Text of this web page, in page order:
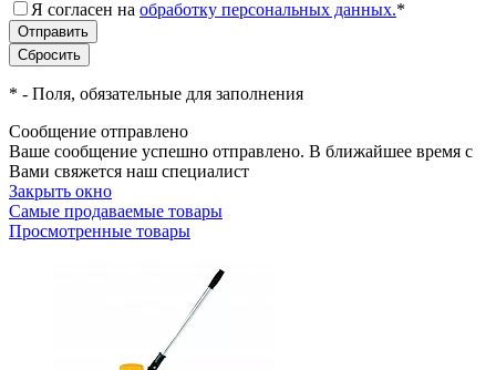
Я согласен на обработку персональных данных.*
* - Поля, обязательные для заполнения
Сообщение отправлено
Ваше сообщение успешно отправлено. В ближайшее время с
Вами свяжется наш специалист
Закрыть окно
Самые продаваемые товары
Просмотренные товары